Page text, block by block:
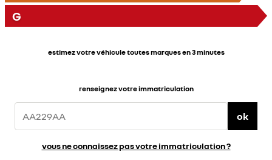
G
estimez votre véhicule toutes marques en 3 minutes
renseignez votre immatriculation
ok
vous ne connaissez pas votre immatriculation ?